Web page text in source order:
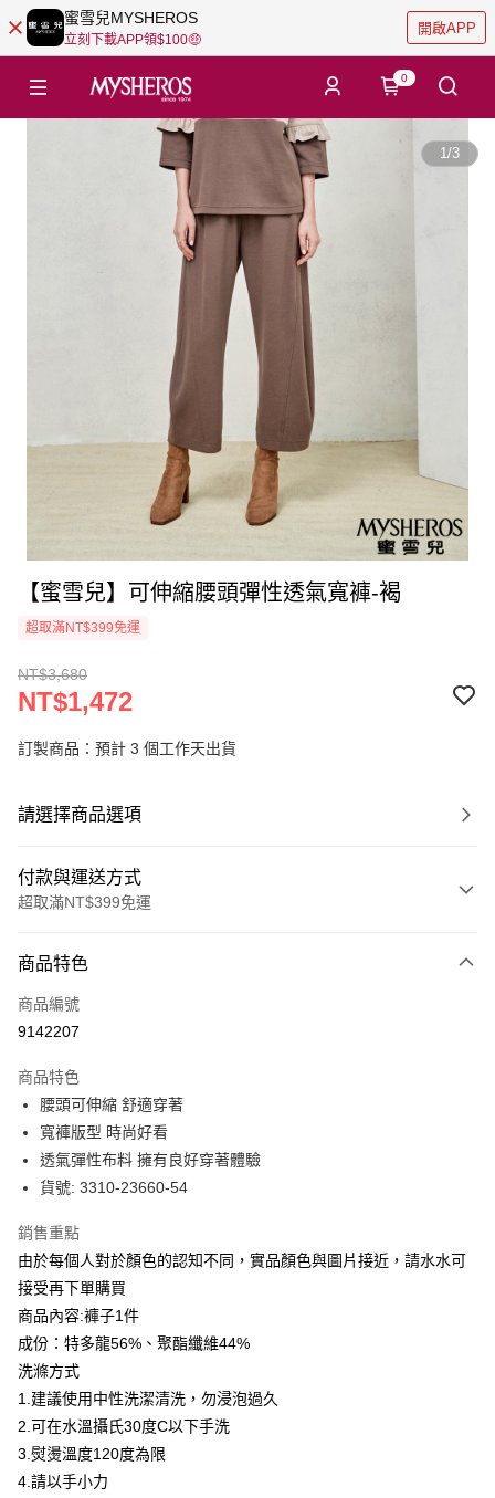
蜜雪兒MYSHEROS
立刻下載APP領$100🤑
開啟APP
0
1/3
【蜜雪兒】可伸縮腰頭彈性透氣寬褲-褐
超取滿NT$399免運
NT$3,680
NT$1,472
訂製商品：預計 3 個工作天出貨
請選擇商品選項
付款與運送方式
超取滿NT$399免運
信用卡一次付款
信用卡分期付款
合作金庫商業銀行
華南商業銀行
上海商業儲蓄銀行
國泰世華商業銀行
臺灣中小企業銀行
聯邦商業銀行
元大商業銀行
永豐商業銀行
台新國際商業銀行
台灣樂天信用卡公司
LINE Pay
Apple Pay
街口支付
全盈+PAY
ATM付款
貨到付款
運送方式
付款後全家取貨
每筆NT$80，滿NT$399(含以上)免運費
商品特色
商品編號
9142207
商品特色
腰頭可伸縮 舒適穿著
寬褲版型 時尚好看
透氣彈性布料 擁有良好穿著體驗
貨號: 3310-23660-54
銷售重點
由於每個人對於顏色的認知不同，實品顏色與圖片接近，請水水可
接受再下單購買
商品內容:褲子1件
成份：特多龍56%、聚酯纖維44%
洗滌方式
1.建議使用中性洗潔清洗，勿浸泡過久
2.可在水溫攝氏30度C以下手洗
3.熨燙溫度120度為限
4.請以手小力